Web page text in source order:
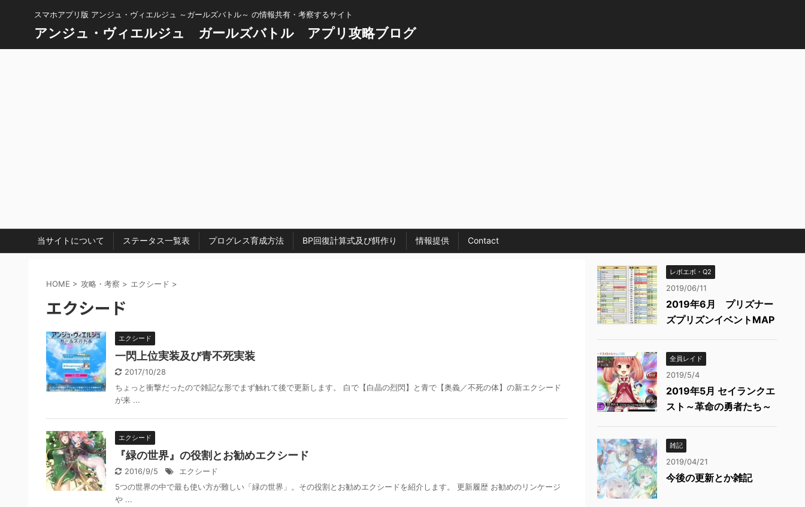
スマホアプリ版 アンジュ・ヴィエルジュ ～ガールズバトル～ の情報共有・考察するサイト
アンジュ・ヴィエルジュ ガールズバトル アプリ攻略ブログ
当サイトについて ステータス一覧表 プログレス育成方法 BP回復計算式及び餌作り 情報提供 Contact
HOME > 攻略・考察 > エクシード >
エクシード
エクシード
一閃上位実装及び青不死実装
2017/10/28
ちょっと衝撃だったので雑記な形でまず触れて後で更新します。 白で【白晶の烈閃】と青で【奥義／不死の体】の新エクシード
が来 ...
エクシード
『緑の世界』の役割とお勧めエクシード
2016/9/5
エクシード
5つの世界の中で最も使い方が難しい「緑の世界」。その役割とお勧めエクシードを紹介します。 更新履歴 お勧めのリンケージ
や ...
レボエボ・Q2
2019/06/11
2019年6月 プリズナー
ズプリズンイベントMAP
全員レイド
2019/5/4
2019年5月 セイランクエ
スト～革命の勇者たち～
雑記
2019/04/21
今後の更新とか雑記